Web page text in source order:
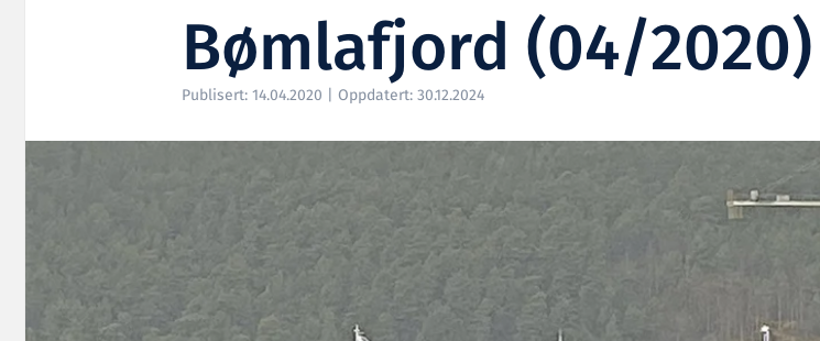
Bømlafjord (04/2020)
Publisert: 14.04.2020 | Oppdatert: 30.12.2024